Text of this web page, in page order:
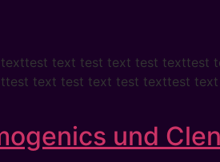
text test text test
text test text test texttest
und